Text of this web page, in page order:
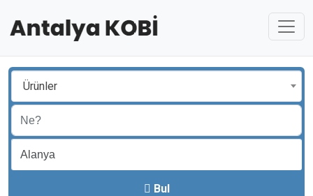
Ürünler
Bul